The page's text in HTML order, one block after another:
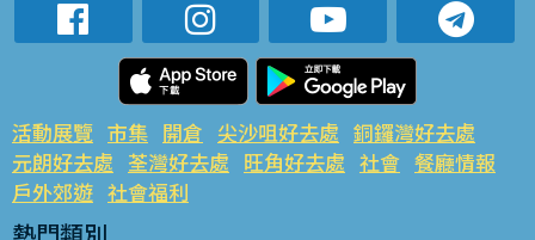
活動展覽 市集 開倉 尖沙咀好去處 銅鑼灣好去處
元朗好去處 荃灣好去處 旺角好去處 社會 餐廳情報
戶外郊遊 社會福利